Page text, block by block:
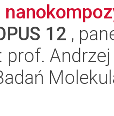
12 ,
Andrzej